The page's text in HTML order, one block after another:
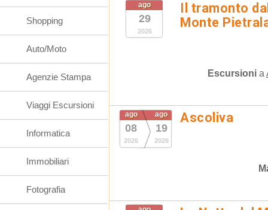
ago
29
2026
Il tramonto
Monte
Escursioni a
ago
08
2026
ago
19
2026
Ascoliva
Shopping
Auto/Moto
Agenzie Stampa
Viaggi Escursioni
Informatica
Immobiliari
Fotografia